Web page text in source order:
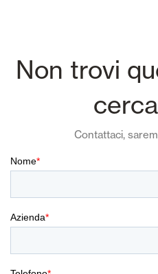
Non trovi
Contattaci,